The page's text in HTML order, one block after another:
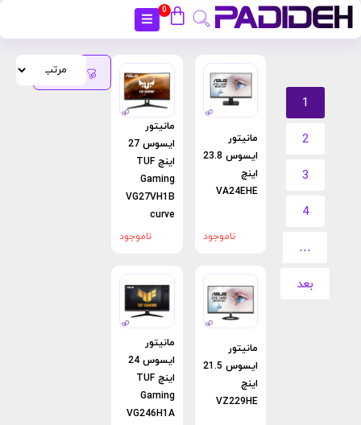
0
فیلتر
محصولات
مانیتور
ایسوس 23.8
اینچ
VA24EHE
ناموجود
مانیتور
ایسوس 27
اینچ TUF
Gaming
VG27VH1B
curve
ناموجود
مانیتور
ایسوس 21.5
اینچ
VZ229HE
مانیتور
ایسوس 24
اینچ TUF
Gaming
VG246H1A
1
2
3
4
…
بعد